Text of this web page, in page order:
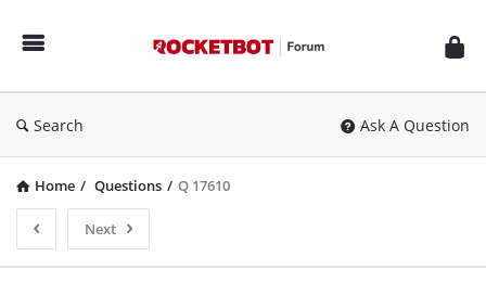
Forum
Search Ask A Question
Home / Questions / Q 17610
Next